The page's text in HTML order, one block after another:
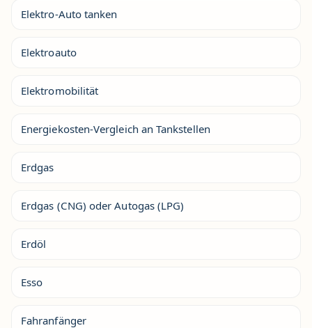
Elektro-Auto tanken
Elektroauto
Elektromobilität
Energiekosten-Vergleich an Tankstellen
Erdgas
Erdgas (CNG) oder Autogas (LPG)
Erdöl
Esso
Fahranfänger